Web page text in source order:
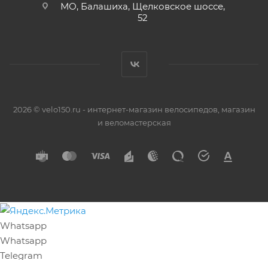
МО, Балашиха, Щелковское шоссе,
52
2026 © velo150.ru - интернет-магазин велосипедов, магазин
и веломастерская
Whatsapp
Whatsapp
Telegram